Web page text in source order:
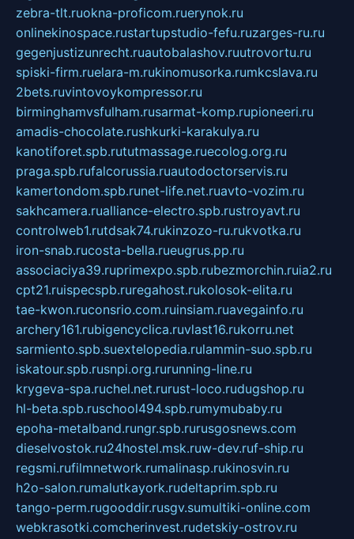
zebra-tlt.ruokna-proficom.ruerynok.ru
onlinekinospace.rustartupstudio-fefu.ruzarges-ru.ru
gegenjustizunrecht.ruautobalashov.ruutrovortu.ru
spiski-firm.ruelara-m.rukinomusorka.rumkcslava.ru
2bets.ruvintovoykompressor.ru
birminghamvsfulham.rusarmat-komp.rupioneeri.ru
amadis-chocolate.rushkurki-karakulya.ru
kanotiforet.spb.rututmassage.ruecolog.org.ru
praga.spb.rufalcorussia.ruautodoctorservis.ru
kamertondom.spb.runet-life.net.ruavto-vozim.ru
sakhcamera.rualliance-electro.spb.rustroyavt.ru
controlweb1.rutdsak74.rukinzozo-ru.rukvotka.ru
iron-snab.rucosta-bella.rueugrus.pp.ru
associaciya39.ruprimexpo.spb.rubezmorchin.ruia2.ru
cpt21.ruispecspb.ruregahost.rukolosok-elita.ru
tae-kwon.ruconsrio.com.ruinsiam.ruavegainfo.ru
archery161.rubigencyclica.ruvlast16.rukorru.net
sarmiento.spb.suextelopedia.rulammin-suo.spb.ru
iskatour.spb.rusnpi.org.rurunning-line.ru
krygeva-spa.ruchel.net.rurust-loco.rudugshop.ru
hl-beta.spb.ruschool494.spb.rumymubaby.ru
epoha-metalband.rungr.spb.rurusgosnews.com
dieselvostok.ru24hostel.msk.ruw-dev.ruf-ship.ru
regsmi.rufilmnetwork.rumalinasp.rukinosvin.ru
h2o-salon.rumalutkayork.rudeltaprim.spb.ru
tango-perm.rugooddir.rusgv.sumultiki-online.com
webkrasotki.comcherinvest.rudetskiy-ostrov.ru